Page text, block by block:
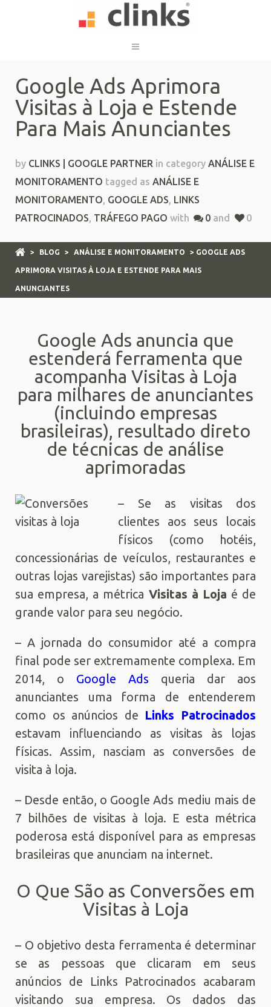
Google Ads Aprimora
Visitas à Loja e Estende
Para Mais Anunciantes
by CLINKS | GOOGLE PARTNER in category ANÁLISE E
MONITORAMENTO tagged as ANÁLISE E
MONITORAMENTO, GOOGLE ADS, LINKS
PATROCINADOS, TRÁFEGO PAGO with 0 and 0
> BLOG > ANÁLISE E MONITORAMENTO > GOOGLE ADS
APRIMORA VISITAS À LOJA E ESTENDE PARA MAIS
ANUNCIANTES
Google Ads anuncia que
estenderá ferramenta que
acompanha Visitas à Loja
para milhares de anunciantes
(incluindo empresas
brasileiras), resultado direto
de técnicas de análise
aprimoradas
– Se as visitas dos
clientes aos seus locais
físicos (como hotéis,
concessionárias de veículos, restaurantes e
outras lojas varejistas) são importantes para
sua empresa, a métrica Visitas à Loja é de
grande valor para seu negócio.
– A jornada do consumidor até a compra
final pode ser extremamente complexa. Em
2014, o Google Ads queria dar aos
anunciantes uma forma de entenderem
como os anúncios de Links Patrocinados
estavam influenciando as visitas às lojas
físicas. Assim, nasciam as conversões de
visita à loja.
– Desde então, o Google Ads mediu mais de
7 bilhões de visitas à loja. E esta métrica
poderosa está disponível para as empresas
brasileiras que anunciam na internet.
O Que São as Conversões em
Visitas à Loja
– O objetivo desta ferramenta é determinar
se as pessoas que clicaram em seus
anúncios de Links Patrocinados acabaram
visitando sua empresa. Os dados das